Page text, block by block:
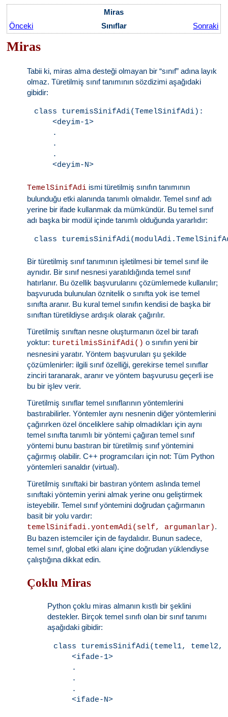
Miras
Önceki
Sınıflar Sonraki
Miras
Tabii ki, miras alma desteği olmayan bir “sınıf” adına layık
olmaz. Türetilmiş sınıf tanımının sözdizimi aşağıdaki
gibidir:
class turemisSinifAdi(TemelSinifAdi):
    <deyim-1>
    .
    .
    .
TemelSinifAdi ismi türetilmiş sınıfın tanımının
bulunduğu etki alanında tanımlı olmalıdır. Temel sınıf adı
yerine bir ifade kullanmak da mümkündür. Bu temel sınıf
adı başka bir modül içinde tanımlı olduğunda yararlıdır:
class
Bir türetilmiş sınıf tanımının işletilmesi bir temel sınıf ile
aynıdır. Bir sınıf nesnesi yaratıldığında temel sınıf
hatırlanır. Bu özellik başvurularını çözümlemede kullanılır;
başvuruda bulunulan öznitelik o sınıfta yok ise temel
sınıfta aranır. Bu kural temel sınıfın kendisi de başka bir
sınıftan türetildiyse ardışık olarak çağırılır.
Türetilmiş sınıftan nesne oluşturmanın özel bir tarafı
yoktur: turetilmisSinifAdi() o sınıfın yeni bir
nesnesini yaratır. Yöntem başvuruları şu şekilde
çözümlenirler: ilgili sınıf özelliği, gerekirse temel sınıflar
zinciri taranarak, aranır ve yöntem başvurusu geçerli ise
bu bir işlev verir.
Türetilmiş sınıflar temel sınıflarının yöntemlerini
bastırabilirler. Yöntemler aynı nesnenin diğer yöntemlerini
çağırırken özel önceliklere sahip olmadıkları için aynı
temel sınıfta tanımlı bir yöntemi çağıran temel sınıf
yöntemi bunu bastıran bir türetilmiş sınıf yöntemini
çağırmış olabilir. C++ programcıları için not: Tüm Python
yöntemleri sanaldır (virtual).
Türetilmiş sınıftaki bir bastıran yöntem aslında temel
sınıftaki yöntemin yerini almak yerine onu geliştirmek
isteyebilir. Temel sınıf yöntemini doğrudan çağırmanın
basit bir yolu vardır:
temelSinifadi.yontemAdi(self, argumanlar).
Bu bazen istemciler için de faydalıdır. Bunun sadece,
temel sınıf, global etki alanı içine doğrudan yüklendiyse
çalıştığına dikkat edin.
Çoklu Miras
Python çoklu miras almanın kıstlı bir şeklini
destekler. Birçok temel sınıfı olan bir sınıf tanımı
aşağıdaki gibidir:
class turemisSinifAdi(temel1, temel2,
    <ifade-1>
    .
    .
    .